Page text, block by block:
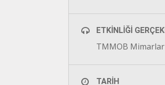
ETKINLIĞI
TMMOB
TARIH